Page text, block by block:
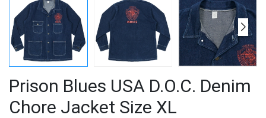
Prison Blues USA D.O.C. Denim
Chore Jacket Size XL